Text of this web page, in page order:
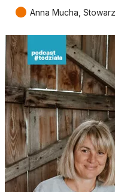
● Anna Mucha,